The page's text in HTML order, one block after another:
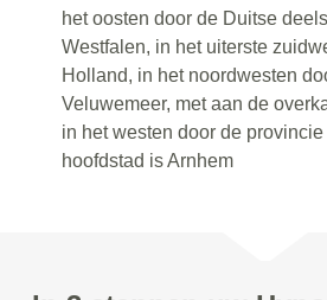
het oosten door de Duitse
Westfalen, in het uiterste
Holland, in het noordwesten
Veluwemeer, met aan de
in het westen door de
hoofdstad is Arnhem